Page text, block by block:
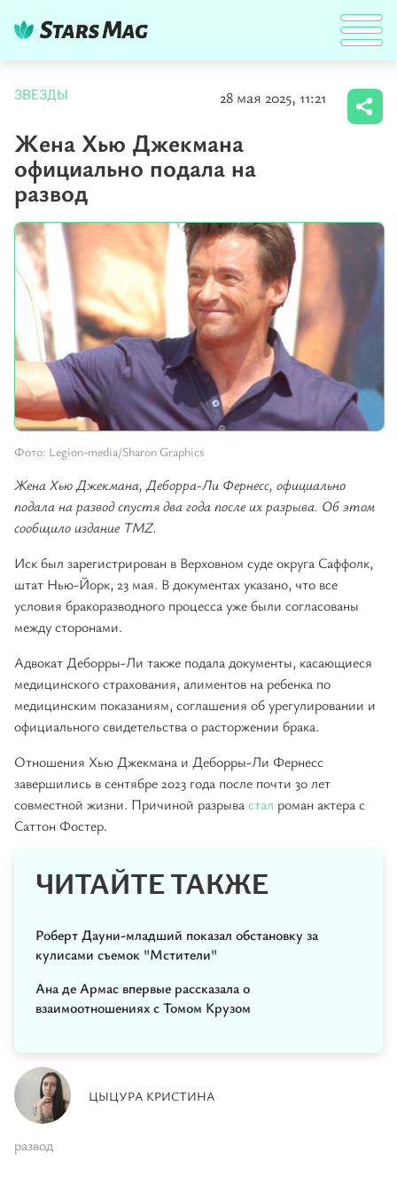
ЗВЕЗДЫ 28 мая 2025, 11:21
Жена Хью Джекмана
официально подала на
развод
Фото: Legion-media/Sharon Graphics
Жена Хью Джекмана, Деборра-Ли Фернесс, официально
подала на развод спустя два года после их разрыва. Об этом
сообщило издание TMZ.
Иск был зарегистрирован в Верховном суде округа Саффолк,
штат Нью-Йорк, 23 мая. В документах указано, что все
условия бракоразводного процесса уже были согласованы
между сторонами.
Адвокат Деборры-Ли также подала документы, касающиеся
медицинского страхования, алиментов на ребенка по
медицинским показаниям, соглашения об урегулировании и
официального свидетельства о расторжении брака.
Отношения Хью Джекмана и Деборры-Ли Фернесс
завершились в сентябре 2023 года после почти 30 лет
совместной жизни. Причиной разрывастал роман актера с
Саттон Фостер.
ЧИТАЙТЕ ТАКЖЕ
Роберт Дауни-младший показал обстановку за
кулисами съемок "Мстители"
Ана де Армас впервые рассказала о
взаимоотношениях с Томом Крузом
ЦЫЦУРА КРИСТИНА
развод